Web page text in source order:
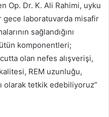
Op. Dr. K. Ali Rahimi, uyku
gece laboratuvarda misafir
sağlandığını
komponentleri;
olan nefes alışverişi,
REM uzunluğu,
olarak tetkik edebiliyoruz”